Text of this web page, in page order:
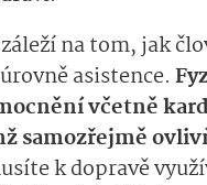
na tom, jak
asistence.
včetně
samozřejmě
k dopravě